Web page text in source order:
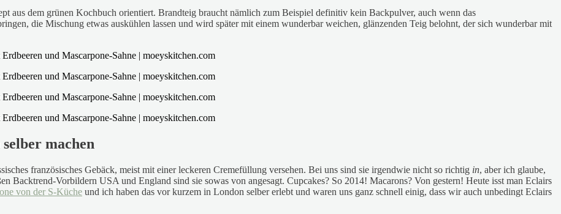
aus dem grünen Kochbuch orientiert. Brandteig braucht nämlich zum Beispiel definitiv kein Backpulver, auch wenn das
die Mischung etwas auskühlen lassen und wird später mit einem wunderbar weichen, glänzenden Teig belohnt, der sich wunderbar mit
machen
französisches Gebäck, meist mit einer leckeren Cremefüllung versehen. Bei uns sind sie irgendwie nicht so richtig in, aber ich glaube,
Backtrend-Vorbildern USA und England sind sie sowas von angesagt. Cupcakes? So 2014! Macarons? Von gestern! Heute isst man Eclairs
von der S-Küche und ich haben das vor kurzem in London selber erlebt und waren uns ganz schnell einig, dass wir auch unbedingt Eclairs